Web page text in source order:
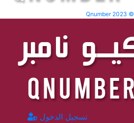
Qnumber 2023 ©
تسجيل الدخول